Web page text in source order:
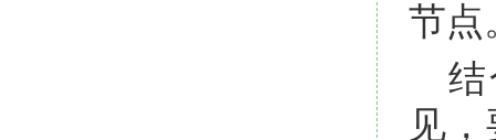
节点
见